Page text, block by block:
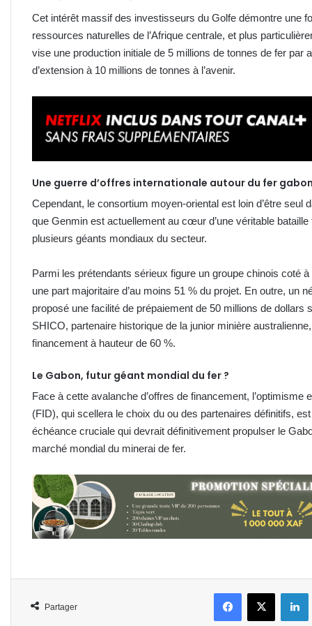
Cet intérêt massif des investisseurs du Golfe démontre une
ressources naturelles de l’Afrique centrale, et plus
vise une production initiale de 5 millions de tonnes de fer
d’extension à 10 millions de tonnes à l’avenir.
Une guerre d’offres internationale autour du fer
Cependant, le consortium moyen-oriental est loin d’être seul
que Genmin est actuellement au cœur d’une véritable
plusieurs géants mondiaux du secteur.
Parmi les prétendants sérieux figure un groupe chinois coté
une part majoritaire d’au moins 51 % du projet. En outre, un
proposé une facilité de prépaiement de 50 millions de dollars
SHICO, partenaire historique de la junior minière
financement à hauteur de 60 %.
Le Gabon, futur géant mondial du fer ?
Face à cette avalanche d’offres de financement,
(FID), qui scellera le choix du ou des partenaires définitifs,
échéance cruciale qui devrait définitivement propulser le
marché mondial du minerai de fer.
Partager
FacebookX